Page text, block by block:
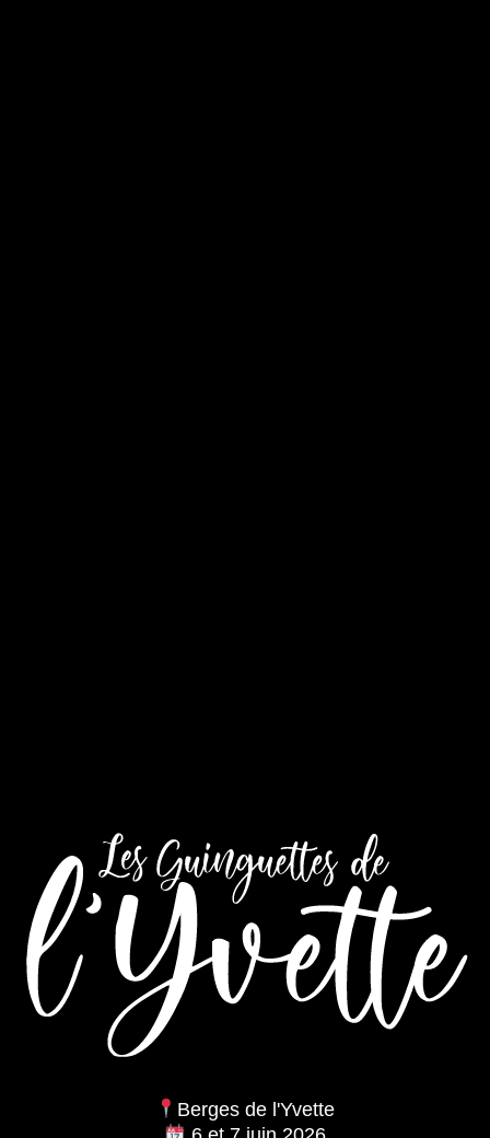
Berges de l'Yvette